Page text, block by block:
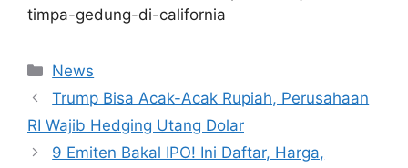
timpa-gedung-di-california
Kategori
News
Trump Bisa Acak-Acak Rupiah, Perusahaan
RI Wajib Hedging Utang Dolar
9 Emiten Bakal IPO! Ini Daftar, Harga,